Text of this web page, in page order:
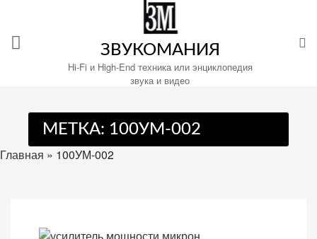
содержимому
ЗВУКОМАНИЯ
Hi-Fi и High-End техника или энциклопедия
звука и видео
МЕТКА: 100УМ-002
Главная » 100УМ-002
Настройте
файлы
cookie